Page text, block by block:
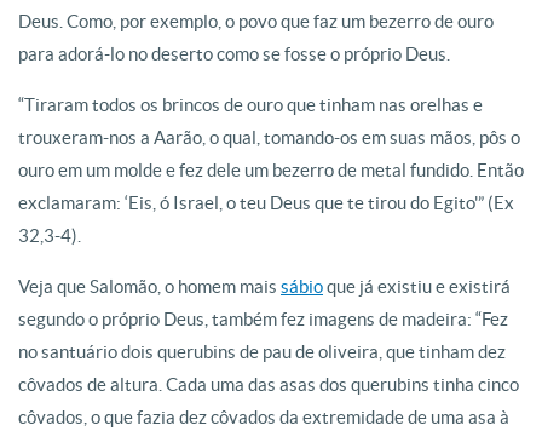
Deus. Como, por exemplo, o povo que faz um bezerro de ouro
para adorá-lo no deserto como se fosse o próprio Deus.
“Tiraram todos os brincos de ouro que tinham nas orelhas e
trouxeram-nos a Aarão, o qual, tomando-os em suas mãos, pôs o
ouro em um molde e fez dele um bezerro de metal fundido. Então
exclamaram: ‘Eis, ó Israel, o teu Deus que te tirou do Egito'” (Ex
32,3-4).
Veja que Salomão, o homem mais sábioque já existiu e existirá
segundo o próprio Deus, também fez imagens de madeira: “Fez
no santuário dois querubins de pau de oliveira, que tinham dez
côvados de altura. Cada uma das asas dos querubins tinha cinco
côvados, o que fazia dez côvados da extremidade de uma asa à